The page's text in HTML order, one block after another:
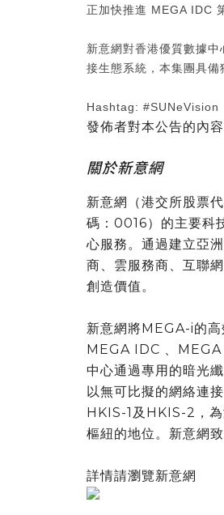
正加快推進 MEGA IDC
新意網對香港優質數據
接生態系統，本集團具備
Hashtag: #SUNeVision
發佈者對本公告的內
關於新意網
新意網（港交所股票
碼：0016）的主要科
心服務。通過建立亞
商、雲服務商、互聯
創造價值。
新意網將MEGA-i的
MEGA IDC 、
中心通過專用的暗光
以無可比擬的網絡連
HKIS-1及HKIS-2，為
樞紐的地位。新意網
詳情請瀏覽新意網